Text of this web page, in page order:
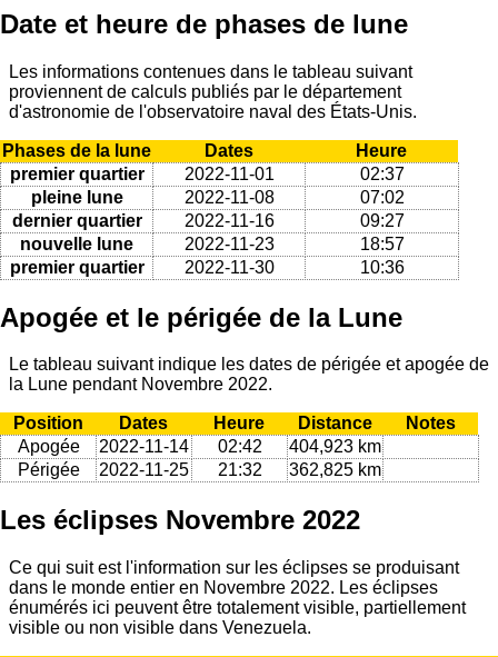
Date et heure de phases de lune
Les informations contenues dans le tableau suivant
proviennent de calculs publiés par le département
d'astronomie de l'observatoire naval des États-Unis.
Phases de la lune Dates
Heure
premier quartier
2022-11-01
02:37
pleine lune
2022-11-08
07:02
dernier quartier
2022-11-16
09:27
nouvelle lune
2022-11-23
18:57
premier quartier
2022-11-30 10:36
Apogée et le périgée de la Lune
Le tableau suivant indique les dates de périgée et apogée de
la Lune pendant Novembre 2022.
Position Dates Heure Distance
Notes
Apogée
2022-11-14 02:42
404,923 km
Périgée
2022-11-25 21:32 362,825 km
Les éclipses Novembre 2022
Ce qui suit est l'information sur les éclipses se produisant
dans le monde entier en Novembre 2022. Les éclipses
énumérés ici peuvent être totalement visible, partiellement
visible ou non visible dans Venezuela.